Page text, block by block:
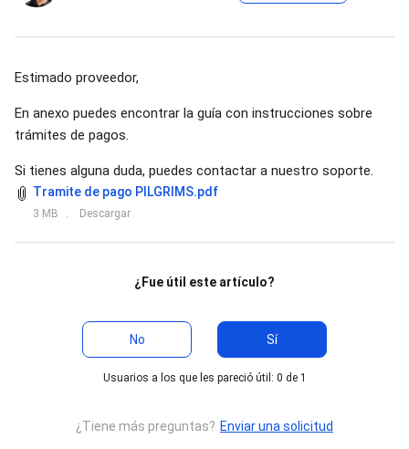
Estimado proveedor,
En anexo puedes encontrar la guía con instrucciones sobre
trámites de pagos.
Si tienes alguna duda, puedes contactar a nuestro soporte.
Tramite de pago PILGRIMS.pdf
3 MB Descargar
¿Fue útil este artículo?
No Sí
Usuarios a los que les pareció útil: 0 de 1
¿Tiene más preguntas? Enviar una solicitud